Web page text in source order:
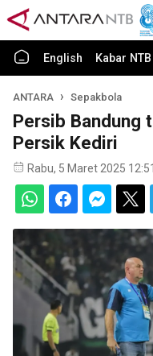
English Kabar NTB
ANTARA Sepakbola
Persib Bandung
Persik Kediri
Rabu, 5 Maret 2025